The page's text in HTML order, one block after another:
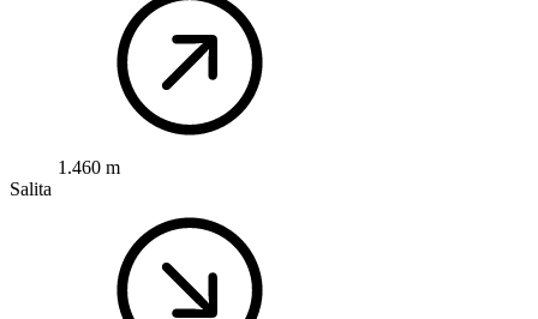
1.460 m
Salita